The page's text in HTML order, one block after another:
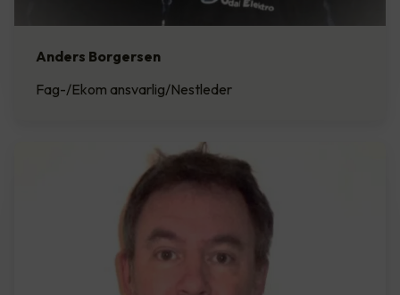
Anders Borgersen
Fag-/Ekom ansvarlig/Nestleder